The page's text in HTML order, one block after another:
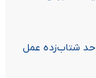
حد شتاب‌زده عمل